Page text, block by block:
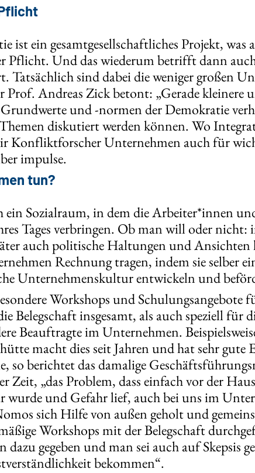
ist ein gesamtgesellschaftliches Projekt, was
Pflicht. Und das wiederum betrifft dann
Tatsächlich sind dabei die weniger großen
Andreas Zick betont: „Gerade kleinere
und -normen der Demokratie
diskutiert werden können. Wo
Konfliktforscher Unternehmen auch für
impulse.
tun?
ein Sozialraum, in dem die Arbeiter*innen
Tages verbringen. Ob man will oder nicht:
auch politische Haltungen und Ansichten
Rechnung tragen, indem sie selber
Unternehmenskultur entwickeln und
Workshops und Schulungsangebote
Belegschaft insgesamt, als auch speziell für
Beauftragte im Unternehmen.
macht dies seit Jahren und hat sehr gute
so berichtet das damalige
Zeit, „das Problem, dass einfach vor der
wurde und Gefahr lief, auch bei uns im
sich Hilfe von außen geholt und
Workshops mit der Belegschaft
dazu gegeben und man sei auch auf Skepsis
bekommen“.